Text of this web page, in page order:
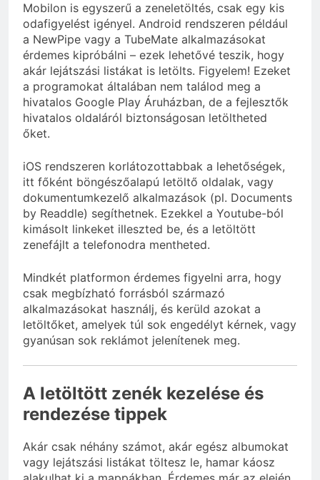
Mobilon is egyszerű a zeneletöltés, csak egy kis
odafigyelést igényel. Android rendszeren például
a NewPipe vagy a TubeMate alkalmazásokat
érdemes kipróbálni – ezek lehetővé teszik, hogy
akár lejátszási listákat is letölts. Figyelem! Ezeket
a programokat általában nem találod meg a
hivatalos Google Play Áruházban, de a fejlesztők
hivatalos oldaláról biztonságosan letöltheted
őket.
iOS rendszeren korlátozottabbak a lehetőségek,
itt főként böngészőalapú letöltő oldalak, vagy
dokumentumkezelő alkalmazások (pl. Documents
by Readdle) segíthetnek. Ezekkel a Youtube-ból
kimásolt linkeket illeszted be, és a letöltött
zenefájlt a telefonodra mentheted.
Mindkét platformon érdemes figyelni arra, hogy
csak megbízható forrásból származó
alkalmazásokat használj, és kerüld azokat a
letöltőket, amelyek túl sok engedélyt kérnek, vagy
gyanúsan sok reklámot jelenítenek meg.
A letöltött zenék kezelése és
rendezése tippek
Akár csak néhány számot, akár egész albumokat
vagy lejátszási listákat töltesz le, hamar káosz